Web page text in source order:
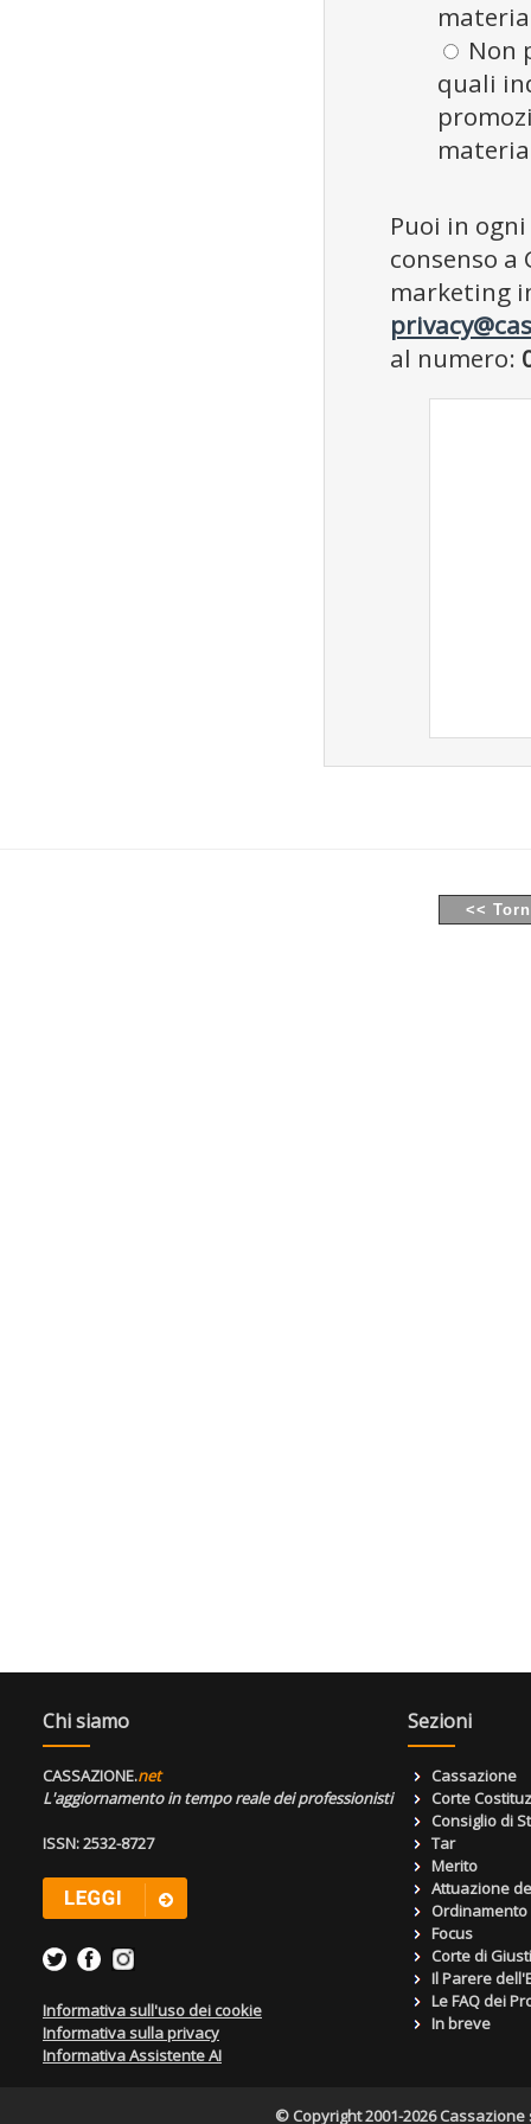
Non
quali
Puoi in
consenso
marketing
al numero:
Chi siamo
CASSAZIONE.net
L'aggiornamento in tempo reale dei professionisti
ISSN: 2532-8727
Informativa sull'uso dei cookie
Informativa sulla privacy
Informativa Assistente AI
Sezioni
Cassazione
Corte
Consiglio di
Tar
Merito
Attuazione
Focus
Corte di
Il Parere
Le FAQ dei
In breve
© Copyright 2001-2026 Cassazione